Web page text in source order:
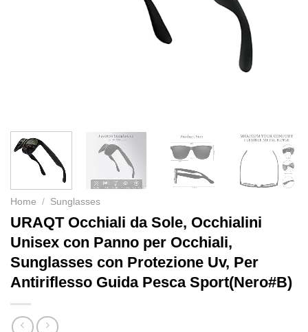
Home / Sunglasses
URAQT Occhiali da Sole, Occhialini
Unisex con Panno per Occhiali,
Sunglasses con Protezione Uv, Per
Antiriflesso Guida Pesca Sport(Nero#B)